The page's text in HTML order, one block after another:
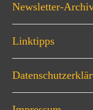
Newsletter-
Linktipps